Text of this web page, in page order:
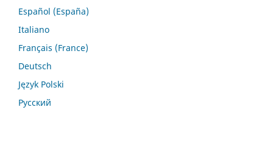
Español (España)
Italiano
Français (France)
Deutsch
Język Polski
Русский